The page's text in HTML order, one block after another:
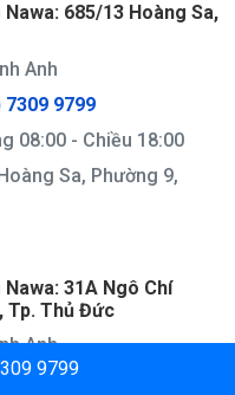
685/13 Hoàng Sa,
Anh
7309 9799
08:00 - Chiều 18:00
Sa, Phường 9,
31A Ngô Chí
Tp. Thủ Đức
Anh
9799
9799